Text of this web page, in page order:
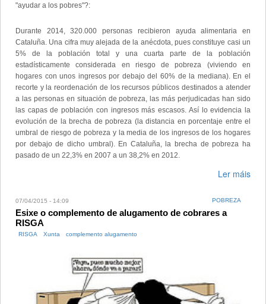
"ayudar a los pobres"?:
Durante 2014, 320.000 personas recibieron ayuda alimentaria en
Cataluña. Una cifra muy alejada de la anécdota, pues constituye casi un
5% de la población total y una cuarta parte de la población
estadísticamente considerada en riesgo de pobreza (viviendo en
hogares con unos ingresos por debajo del 60% de la mediana). En el
recorte y la reordenación de los recursos públicos destinados a atender
a las personas en situación de pobreza, las más perjudicadas han sido
las capas de población con ingresos más escasos. Así lo evidencia la
evolución de la brecha de pobreza (la distancia en porcentaje entre el
umbral de riesgo de pobreza y la media de los ingresos de los hogares
por debajo de dicho umbral). En Cataluña, la brecha de pobreza ha
pasado de un 22,3% en 2007 a un 38,2% en 2012.
Ler máis
07/04/2015 - 14:09 POBREZA
Esixe o complemento de alugamento de cobrares a
RISGA
RISGA Xunta complemento alugamento